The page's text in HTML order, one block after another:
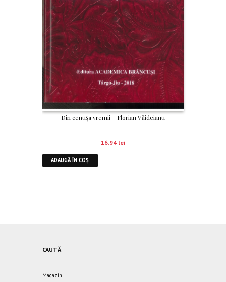
Din cenușa vremii – Florian Văideianu
16.94 lei
ADAUGĂ ÎN COȘ
CAUTĂ
Magazin